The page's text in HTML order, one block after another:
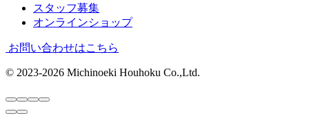
スタッフ募集
オンラインショップ
お問い合わせはこちら
© 2023-2026 Michinoeki Houhoku Co.,Ltd.